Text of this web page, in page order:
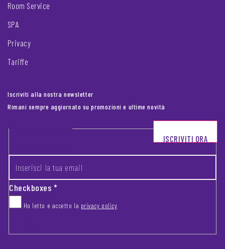
Room Service
SPA
Privacy
Tariffe
Iscriviti alla nostra newsletter
Rimani sempre aggiornato su promozioni e ultime novità
Footer newsletter
Checkboxes*
Ho letto e accetto la privacy policy
ISCRIVITI ORA